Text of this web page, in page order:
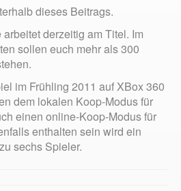
dieses Beitrags.
derzeitig am Titel. Im
sollen euch mehr als 300
im Frühling 2011 auf XBox 360
dem lokalen Koop-Modus für
einen online-Koop-Modus für
enthalten sein wird ein
sechs Spieler.